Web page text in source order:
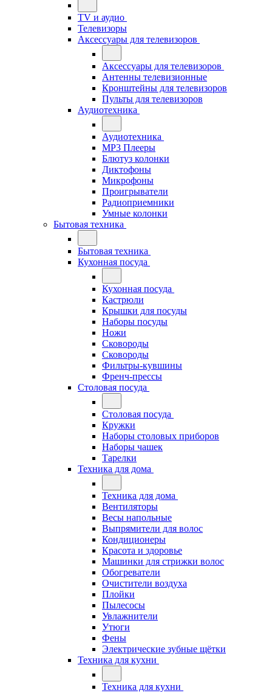
TV и аудио
Телевизоры
Аксессуары для телевизоров
Аксессуары для телевизоров
Антенны телевизионные
Кронштейны для телевизоров
Пульты для телевизоров
Аудиотехника
Аудиотехника
MP3 Плееры
Блютуз колонки
Диктофоны
Микрофоны
Проигрыватели
Радиоприемники
Умные колонки
Бытовая техника
Бытовая техника
Кухонная посуда
Кухонная посуда
Кастрюли
Крышки для посуды
Наборы посуды
Ножи
Сковороды
Сковороды
Фильтры-кувшины
Френч-прессы
Столовая посуда
Столовая посуда
Кружки
Наборы столовых приборов
Наборы чашек
Тарелки
Техника для дома
Техника для дома
Вентиляторы
Весы напольные
Выпрямители для волос
Кондиционеры
Красота и здоровье
Машинки для стрижки волос
Обогреватели
Очистители воздуха
Плойки
Пылесосы
Увлажнители
Утюги
Фены
Электрические зубные щётки
Техника для кухни
Техника для кухни